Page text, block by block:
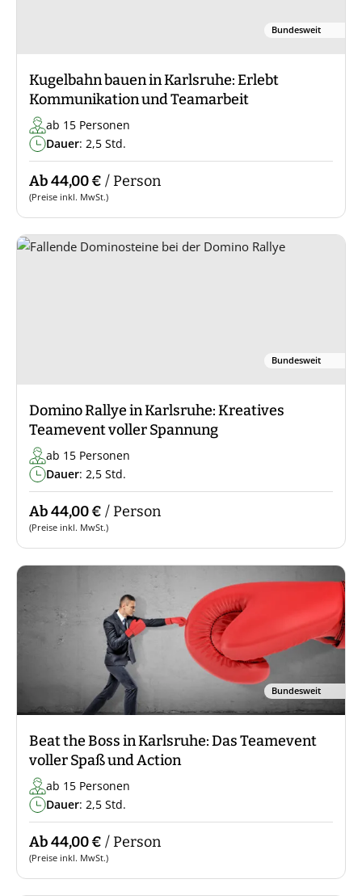
Bundesweit
Kugelbahn bauen in Karlsruhe: Erlebt
Kommunikation und Teamarbeit
ab 15 Personen
Dauer: 2,5 Std.
Ab 44,00 € / Person
(Preise inkl. MwSt.)
Bundesweit
Domino Rallye in Karlsruhe: Kreatives
Teamevent voller Spannung
ab 15 Personen
Dauer: 2,5 Std.
Ab 44,00 € / Person
(Preise inkl. MwSt.)
Bundesweit
Beat the Boss in Karlsruhe: Das Teamevent
voller Spaß und Action
ab 15 Personen
Dauer: 2,5 Std.
Ab 44,00 € / Person
(Preise inkl. MwSt.)